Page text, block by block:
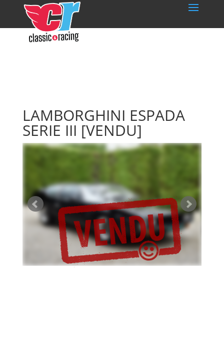
LAMBORGHINI ESPADA
SERIE III [VENDU]